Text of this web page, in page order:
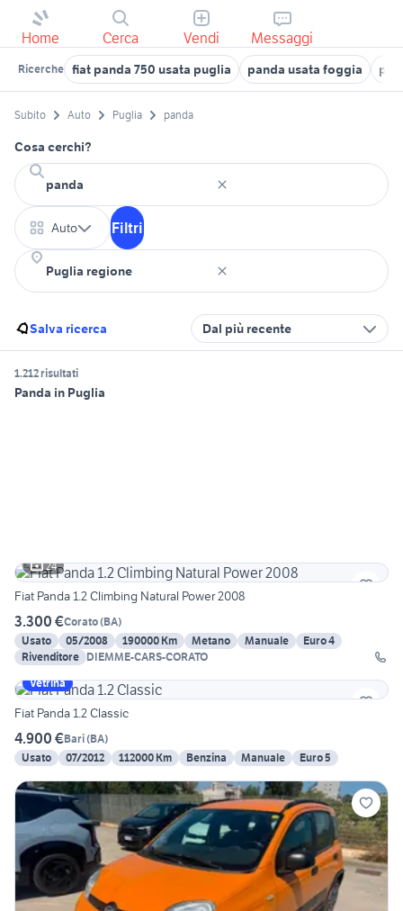
Home Cerca Vendi Messaggi
Ricerche fiat panda 750 usata puglia panda usata foggia
Subito Auto Puglia panda
Cosa cerchi?
Auto Filtri
Salva ricerca Dal più recente
1.212 risultati
Panda in Puglia
24
Fiat Panda 1.2 Climbing Natural Power 2008
3.300 €Corato(BA)
Usato
05/2008 190000 Km Metano Manuale
Euro 4
Rivenditore DIEMME-CARS-CORATO
Vetrina
Fiat Panda 1.2 Classic
4.900 €Bari(BA)
Usato
07/2012 112000 Km Benzina Manuale Euro 5